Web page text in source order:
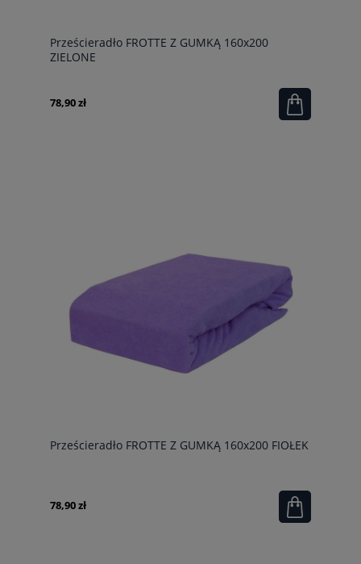
Prześcieradło FROTTE Z GUMKĄ 160x200
ZIELONE
78,90 zł
Prześcieradło FROTTE Z GUMKĄ 160x200 FIOŁEK
78,90 zł